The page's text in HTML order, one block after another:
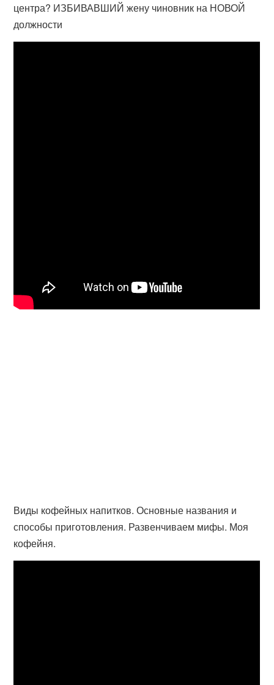
центра? ИЗБИВАВШИЙ жену чиновник на НОВОЙ
должности
Виды кофейных напитков. Основные названия и
способы приготовления. Развенчиваем мифы. Моя
кофейня.